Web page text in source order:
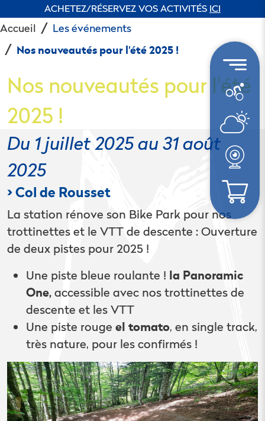
ACHETEZ/RÉSERVEZ VOS ACTIVITÉS ICI
Accueil Les événements
Nos nouveautés pour l'été 2025 !
Nos nouveautés pour l'été
2025 !
Du 1 juillet 2025 au 31 août
2025
> Col de Rousset
La station rénove son Bike Park pour nos
trottinettes et le VTT de descente : Ouverture
de deux pistes pour 2025 !
Une piste bleue roulante ! la Panoramic
One,accessible avec nos trottinettes de
descente et les VTT
Une piste rouge el tomato, en single track,
très nature, pour les confirmés !